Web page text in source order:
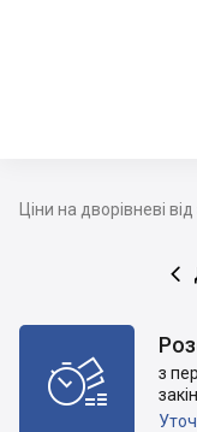
Ціни на дворівневі


з